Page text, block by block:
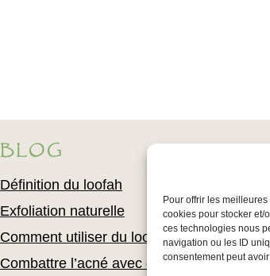
Pour offrir les
cookies pour stocker et/
ces technologies nous
navigation ou les ID
consentement peut
BLOG
Définition du loofah
Exfoliation naturelle
Comment utiliser du loofah
Combattre l’acné avec du loofah